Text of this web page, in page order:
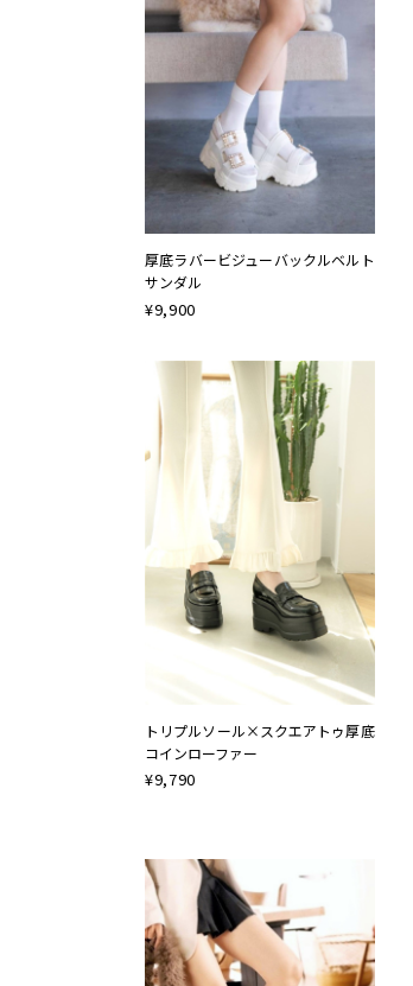
厚底ラバービジューバックルベルト
サンダル
¥9,900
トリプルソール×スクエアトゥ厚底
コインローファー
¥9,790